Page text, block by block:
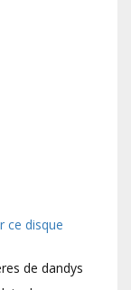
ce disque
de dandys